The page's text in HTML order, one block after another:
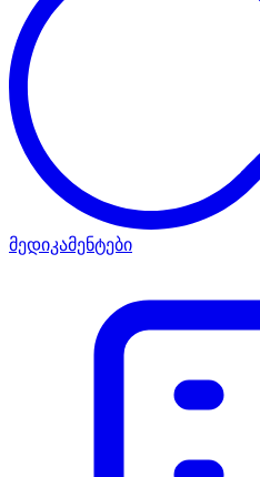
მედიკამენტები